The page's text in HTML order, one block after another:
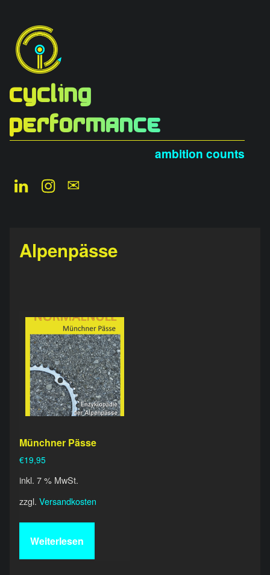
Cycling
Performance
ambition counts
Alpenpässe
Münchner Pässe
€19,95
inkl. 7 % MwSt.
zzgl. Versandkosten
Weiterlesen